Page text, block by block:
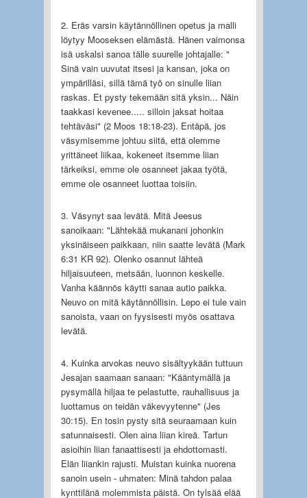
2. Eräs varsin käytännöllinen opetus ja malli
löytyy Mooseksen elämästä. Hänen vaimonsa
isä uskalsi sanoa tälle suurelle johtajalle: "
Sinä vain uuvutat itsesi ja kansan, joka on
ympärilläsi, sillä tämä työ on sinulle liian
raskas. Et pysty tekemään sitä yksin... Näin
taakkasi kevenee..... silloin jaksat hoitaa
tehtäväsi" (2 Moos 18:18-23). Entäpä, jos
väsymisemme johtuu siitä, että olemme
yrittäneet liikaa, kokeneet itsemme liian
tärkeiksi, emme ole osanneet jakaa työtä,
emme ole osanneet luottaa toisiin.
3. Väsynyt saa levätä. Mitä Jeesus
sanoikaan: "Lähtekää mukanani johonkin
yksinäiseen paikkaan, niin saatte levätä (Mark
6:31 KR 92). Olenko osannut lähteä
hiljaisuuteen, metsään, luonnon keskelle.
Vanha käännös käytti sanaa autio paikka.
Neuvo on mitä käytännöllisin. Lepo ei tule vain
sanoista, vaan on fyysisesti myös osattava
levätä.
4. Kuinka arvokas neuvo sisältyykään tuttuun
Jesajan saamaan sanaan: "Kääntymällä ja
pysymällä hiljaa te pelastutte, rauhallisuus ja
luottamus on teidän väkevyytenne" (Jes
30:15). En tosin pysty sitä seuraamaan kuin
satunnaisesti. Olen aina liian kireä. Tartun
asioihin liian fanaattisesti ja ehdottomasti.
Elän liiankin rajusti. Muistan kuinka nuorena
sanoin usein - uhmaten: Minä tahdon palaa
kynttilänä molemmista päistä. On tylsää elää